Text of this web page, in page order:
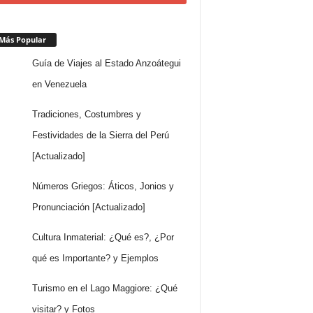
Popular
Guía de Viajes al Estado Anzoátegui
en Venezuela
Tradiciones, Costumbres y
Festividades de la Sierra del Perú
[Actualizado]
Números Griegos: Áticos, Jonios y
Pronunciación [Actualizado]
Cultura Inmaterial: ¿Qué es?, ¿Por
qué es Importante? y Ejemplos
Turismo en el Lago Maggiore: ¿Qué
visitar? y Fotos